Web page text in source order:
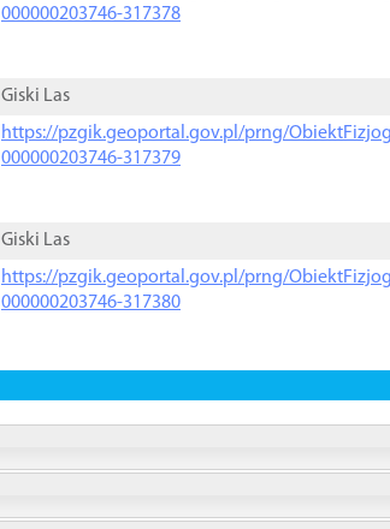
000000203746-317378
Giski Las
https://pzgik.geoportal.gov.pl/prng/
000000203746-317379
Giski Las
https://pzgik.geoportal.gov.pl/prng/
000000203746-317380